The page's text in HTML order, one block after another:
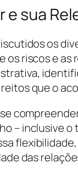
sua
os
os riscos e
que o
– inclusive
das